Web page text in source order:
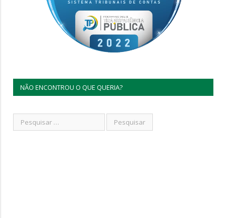
NÃO ENCONTROU O QUE QUERIA?